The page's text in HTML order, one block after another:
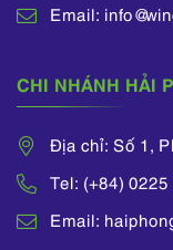
Email:
CHI NHÁNH HẢI
Địa chỉ: Số 1,
Tel: (+84)
Email: